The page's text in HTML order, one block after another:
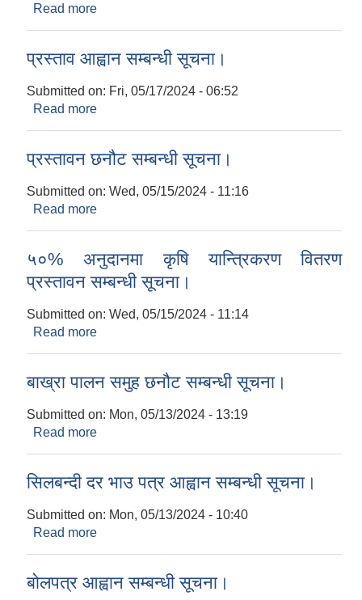
Read more
प्रस्ताव आह्वान सम्बन्धी सूचना।
Submitted on: Fri, 05/17/2024 - 06:52
Read more
प्रस्तावन छनौट सम्बन्धी सूचना।
Submitted on: Wed, 05/15/2024 - 11:16
Read more
५०% अनुदानमा कृषि यान्त्रिकरण वितरण
प्रस्तावन सम्बन्धी सूचना।
Submitted on: Wed, 05/15/2024 - 11:14
Read more
बाख्रा पालन समुह छनौट सम्बन्धी सूचना।
Submitted on: Mon, 05/13/2024 - 13:19
Read more
सिलबन्दी दर भाउ पत्र आह्वान सम्बन्धी सूचना।
Submitted on: Mon, 05/13/2024 - 10:40
Read more
बोलपत्र आह्वान सम्बन्धी सूचना।